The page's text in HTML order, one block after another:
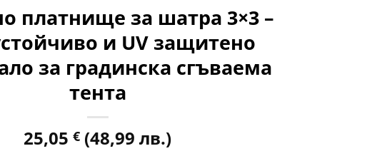
платнище за шатра 3×3 –
и UV защитено
за градинска сгъваема
тента
25,05 € (48,99 лв.)